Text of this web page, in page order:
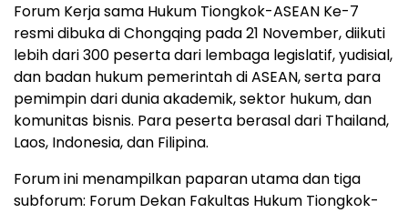
Forum Kerja sama Hukum Tiongkok-ASEAN Ke-7
resmi dibuka diChongqing pada 21 November, diikuti
lebih dari 300 peserta dari lembaga legislatif, yudisial,
dan badan hukum pemerintah di ASEAN, serta para
pemimpin dari dunia akademik, sektor hukum, dan
komunitas bisnis. Para peserta berasal dari Thailand,
Laos, Indonesia, dan Filipina.
Forum ini menampilkan paparan utama dan tiga
subforum: Forum Dekan Fakultas Hukum Tiongkok-